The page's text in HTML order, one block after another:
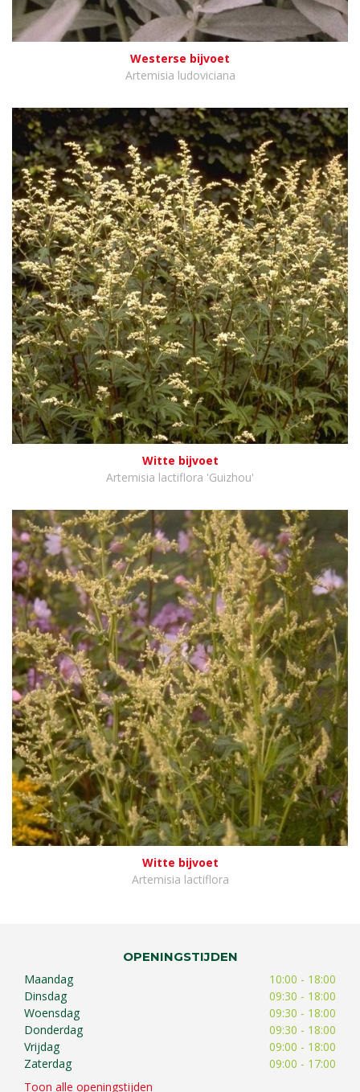
Westerse bijvoet
Artemisia ludoviciana
Witte bijvoet
Artemisia lactiflora 'Guizhou'
Witte bijvoet
Artemisia lactiflora
OPENINGSTIJDEN
Maandag
10:00 - 18:00
Dinsdag
09:30 - 18:00
Woensdag
09:30 - 18:00
Donderdag
09:30 - 18:00
Vrijdag
09:00 - 18:00
Zaterdag
09:00 - 17:00
Toon alle openingstijden